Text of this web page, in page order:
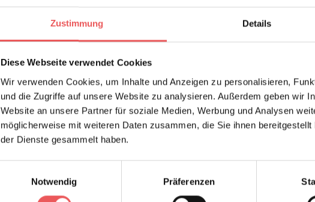
Zustimmung Details
Diese Webseite verwendet Cookies
Wir verwenden Cookies, um Inhalte und Anzeigen zu personalisieren,
und die Zugriffe auf unsere Website zu analysieren. Außerdem geben wir
Website an unsere Partner für soziale Medien, Werbung und Analysen
möglicherweise mit weiteren Daten zusammen, die Sie ihnen
der Dienste gesammelt haben.
Notwendig
Präferenzen
Stil: